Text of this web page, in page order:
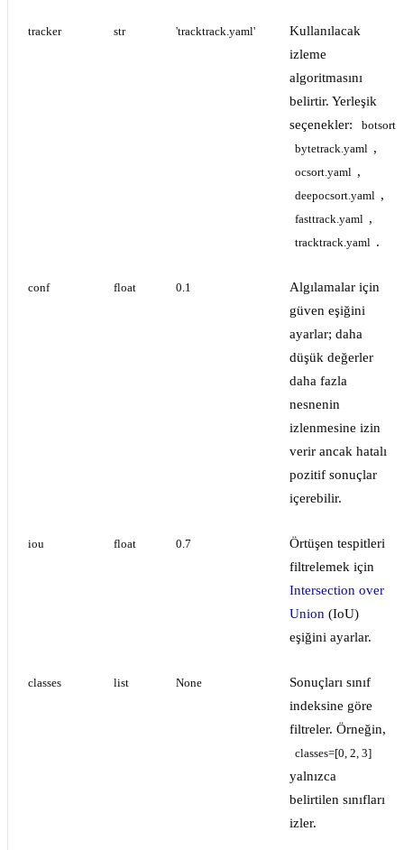
tracker str 'tracktrack.yaml'
Kullanılacak
izleme
algoritmasını
belirtir. Yerleşik
seçenekler:
bytetrack.yaml ,
ocsort.yaml ,
deepocsort.yaml ,
fasttrack.yaml ,
tracktrack.yaml .
conf float 0.1
Algılamalar için
güven eşiğini
ayarlar; daha
düşük değerler
daha fazla
nesnenin
izlenmesine izin
verir ancak hatalı
pozitif sonuçlar
içerebilir.
iou float 0.7
Örtüşen tespitleri
filtrelemek için
Intersection over
Union (IoU)
eşiğini ayarlar.
classes list None
Sonuçları sınıf
indeksine göre
filtreler. Örneğin,
classes=[0, 2, 3]
yalnızca
belirtilen sınıfları
izler.